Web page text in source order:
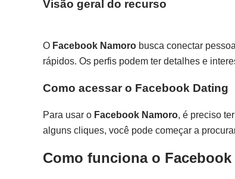
Visão geral do recurso
O Facebook Namoro busca conectar
rápidos. Os perfis podem ter detalhes e
Como acessar o Facebook Dating
Para usar o Facebook Namoro, é preciso
alguns cliques, você pode começar a
Como funciona o